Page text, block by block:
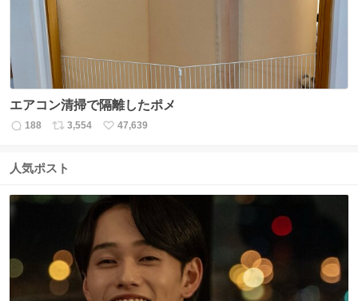
エアコン清掃で隔離したポメ
返
数
188
リ
ス
数
3,554
い
47,639
人気ポスト